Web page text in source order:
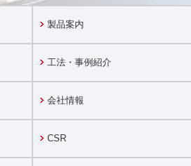
製品案内
工法・事例紹介
会社情報
CSR